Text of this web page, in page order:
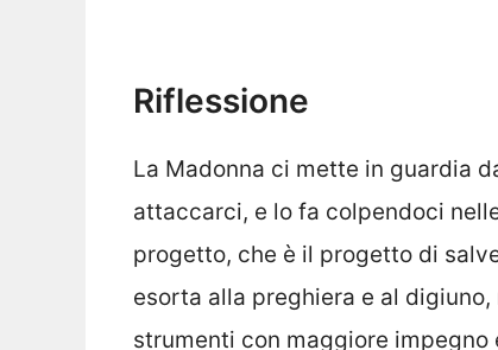
Riflessione
La Madonna ci mette in guardia
attaccarci, e lo fa colpendoci
progetto, che è il progetto di
esorta alla preghiera e al
strumenti con maggiore